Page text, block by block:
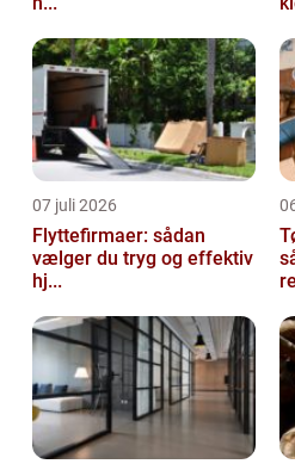
07 juli 2026
Flyttefirmaer: sådan
vælger du tryg og effektiv
hj...